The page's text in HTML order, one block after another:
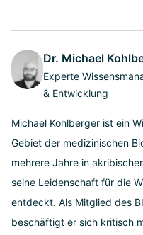
Dr. Michael
Experte
& Entwicklung
Michael Kohlberger ist ein
Gebiet der medizinischen
mehrere Jahre in
seine Leidenschaft für die
entdeckt. Als Mitglied des
beschäftigt er sich kritisch